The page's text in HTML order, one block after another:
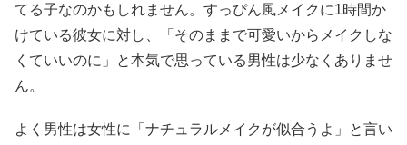
てる子なのかもしれません。すっぴん風メイクに1時間か
けている彼女に対し、「そのままで可愛いからメイクしな
くていいのに」と本気で思っている男性は少なくありませ
ん。
よく男性は女性に「ナチュラルメイクが似合うよ」と言い